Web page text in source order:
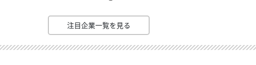
注目企業一覧を見る